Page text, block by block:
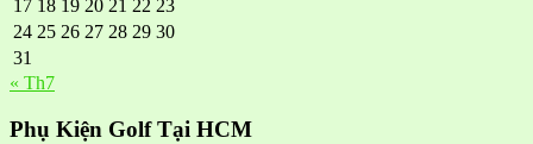
17 18 19 20 21 22 23
24 25 26 27 28 29 30
31
« Th7
Phụ Kiện Golf Tại HCM